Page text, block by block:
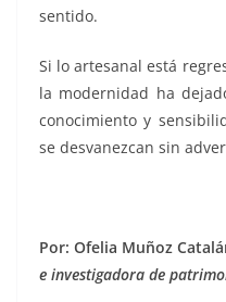
sentido.
Si lo artesanal está
la modernidad ha
conocimiento y
se desvanezcan sin
Por: Ofelia Muñoz
e investigadora de